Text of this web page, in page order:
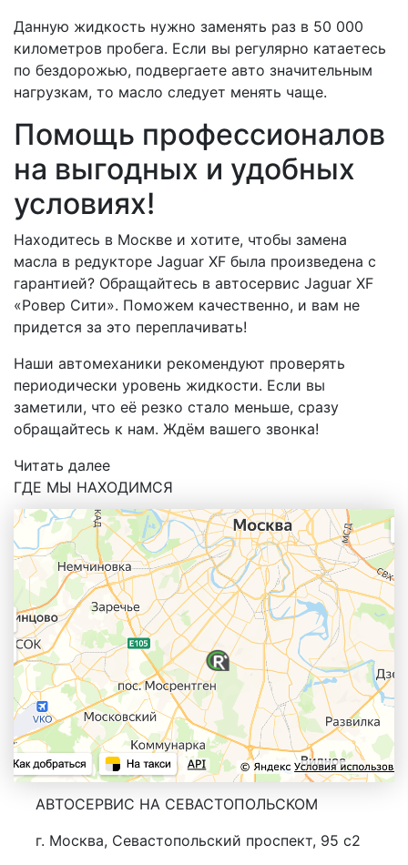
Данную жидкость нужно заменять раз в 50 000
километров пробега. Если вы регулярно катаетесь
по бездорожью, подвергаете авто значительным
нагрузкам, то масло следует менять чаще.
Помощь профессионалов
на выгодных и удобных
условиях!
Находитесь в Москве и хотите, чтобы замена
масла в редукторе Jaguar XF была произведена с
гарантией? Обращайтесь в автосервис Jaguar XF
«Ровер Сити». Поможем качественно, и вам не
придется за это переплачивать!
Наши автомеханики рекомендуют проверять
периодически уровень жидкости. Если вы
заметили, что её резко стало меньше, сразу
обращайтесь к нам. Ждём вашего звонка!
Читать далее
ГДЕ МЫ НАХОДИМСЯ
АВТОСЕРВИС НА СЕВАСТОПОЛЬСКОМ
г. Москва, Севастопольский проспект, 95 с2